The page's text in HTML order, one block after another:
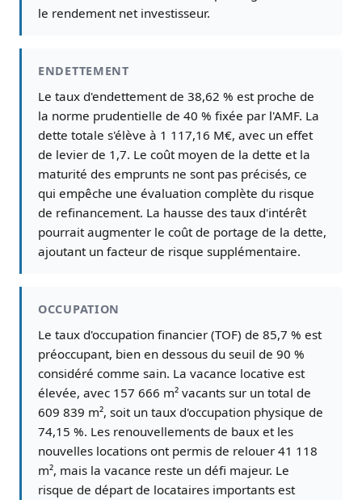
le rendement net investisseur.
ENDETTEMENT
Le taux d'endettement de 38,62 % est proche de
la norme prudentielle de 40 % fixée par l'AMF. La
dette totale s'élève à 1 117,16 M€, avec un effet
de levier de 1,7. Le coût moyen de la dette et la
maturité des emprunts ne sont pas précisés, ce
qui empêche une évaluation complète du risque
de refinancement. La hausse des taux d'intérêt
pourrait augmenter le coût de portage de la dette,
ajoutant un facteur de risque supplémentaire.
OCCUPATION
Le taux d'occupation financier (TOF) de 85,7 % est
préoccupant, bien en dessous du seuil de 90 %
considéré comme sain. La vacance locative est
élevée, avec 157 666 m² vacants sur un total de
609 839 m², soit un taux d'occupation physique de
74,15 %. Les renouvellements de baux et les
nouvelles locations ont permis de relouer 41 118
m², mais la vacance reste un défi majeur. Le
risque de départ de locataires importants est